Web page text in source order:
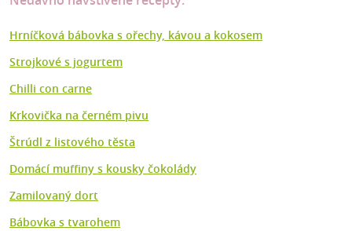
Hrníčková bábovka s ořechy, kávou a kokosem
Strojkové s jogurtem
Chilli con carne
Krkovička na černém pivu
Štrúdl z listového těsta
Domácí muffiny s kousky čokolády
Zamilovaný dort
Bábovka s tvarohem